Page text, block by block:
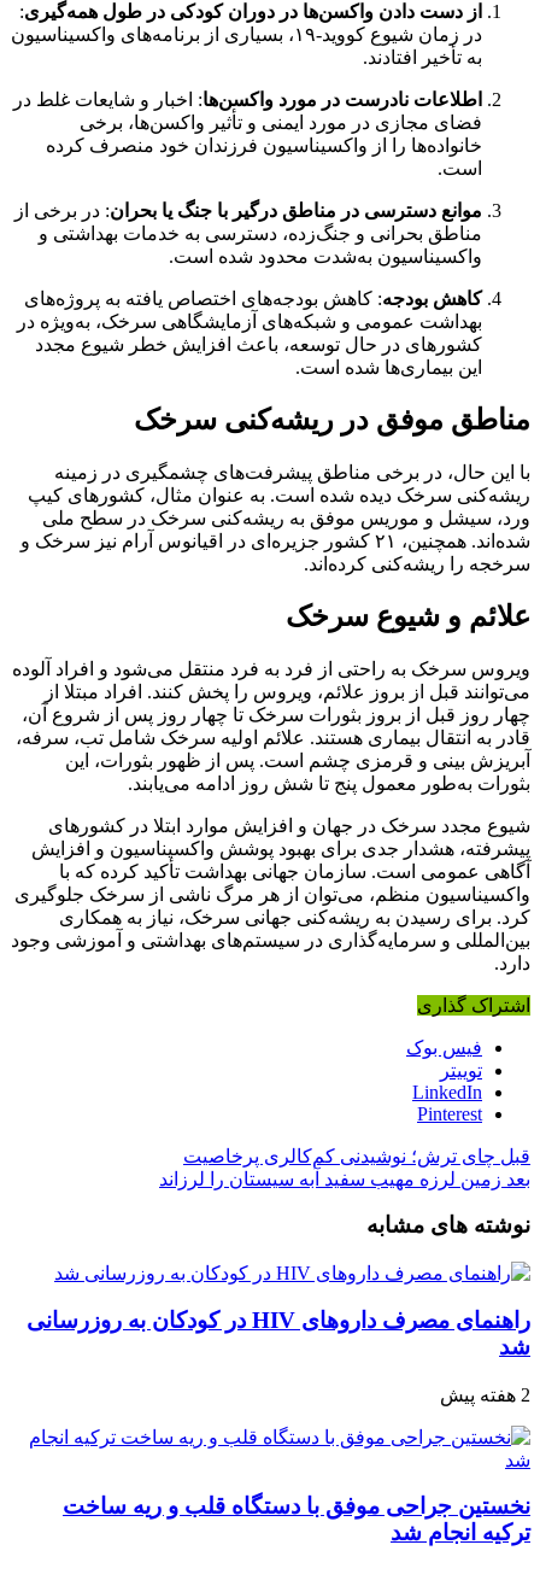
از دست دادن واکسن‌ها در دوران کودکی در طول همه‌گیری:
در زمان شیوع کووید-۱۹، بسیاری از برنامه‌های واکسیناسیون
به تأخیر افتادند.
اطلاعات نادرست در مورد واکسن‌ها: اخبار و شایعات غلط در
فضای مجازی در مورد ایمنی و تأثیر واکسن‌ها، برخی
خانواده‌ها را از واکسیناسیون فرزندان خود منصرف کرده
است.
موانع دسترسی در مناطق درگیر با جنگ یا بحران: در برخی از
مناطق بحرانی و جنگ‌زده، دسترسی به خدمات بهداشتی و
واکسیناسیون به‌شدت محدود شده است.
کاهش بودجه: کاهش بودجه‌های اختصاص یافته به پروژه‌های
بهداشت عمومی و شبکه‌های آزمایشگاهی سرخک، به‌ویژه در
کشورهای در حال توسعه، باعث افزایش خطر شیوع مجدد
این بیماری‌ها شده است.
مناطق موفق در ریشه‌کنی سرخک
با این حال، در برخی مناطق پیشرفت‌های چشمگیری در زمینه
ریشه‌کنی سرخک دیده شده است. به عنوان مثال، کشورهای کیپ
ورد، سیشل و موریس موفق به ریشه‌کنی سرخک در سطح ملی
شده‌اند. همچنین، ۲۱ کشور جزیره‌ای در اقیانوس آرام نیز سرخک و
سرخجه را ریشه‌کنی کرده‌اند.
علائم و شیوع سرخک
ویروس سرخک به راحتی از فرد به فرد منتقل می‌شود و افراد آلوده
می‌توانند قبل از بروز علائم، ویروس را پخش کنند. افراد مبتلا از
چهار روز قبل از بروز بثورات سرخک تا چهار روز پس از شروع آن،
قادر به انتقال بیماری هستند. علائم اولیه سرخک شامل تب، سرفه،
آبریزش بینی و قرمزی چشم است. پس از ظهور بثورات، این
بثورات به‌طور معمول پنج تا شش روز ادامه می‌یابند.
شیوع مجدد سرخک در جهان و افزایش موارد ابتلا در کشورهای
پیشرفته، هشدار جدی برای بهبود پوشش واکسیناسیون و افزایش
آگاهی عمومی است. سازمان جهانی بهداشت تأکید کرده که با
واکسیناسیون منظم، می‌توان از هر مرگ ناشی از سرخک جلوگیری
کرد. برای رسیدن به ریشه‌کنی جهانی سرخک، نیاز به همکاری
بین‌المللی و سرمایه‌گذاری در سیستم‌های بهداشتی و آموزشی وجود
دارد.
اشتراک گذاری
فیس بوک
توییتر
LinkedIn
Pinterest
قبل چای ترش؛ نوشیدنی کم‌کالری پرخاصیت
بعد زمین لرزه مهیب سفید آبه سیستان را لرزاند
نوشته های مشابه
راهنمای مصرف داروهای HIV در کودکان به روزرسانی
شد
2 هفته پیش
نخستین جراحی موفق با دستگاه قلب و ریه ساخت
ترکیه انجام شد